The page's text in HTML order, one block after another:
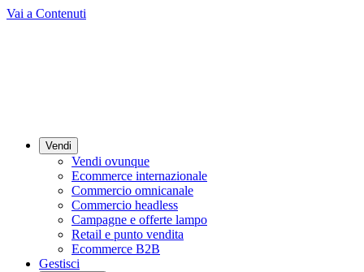
Vai a Contenuti
Vendi
Vendi ovunque
Ecommerce internazionale
Commercio omnicanale
Commercio headless
Campagne e offerte lampo
Retail e punto vendita
Ecommerce B2B
Gestisci